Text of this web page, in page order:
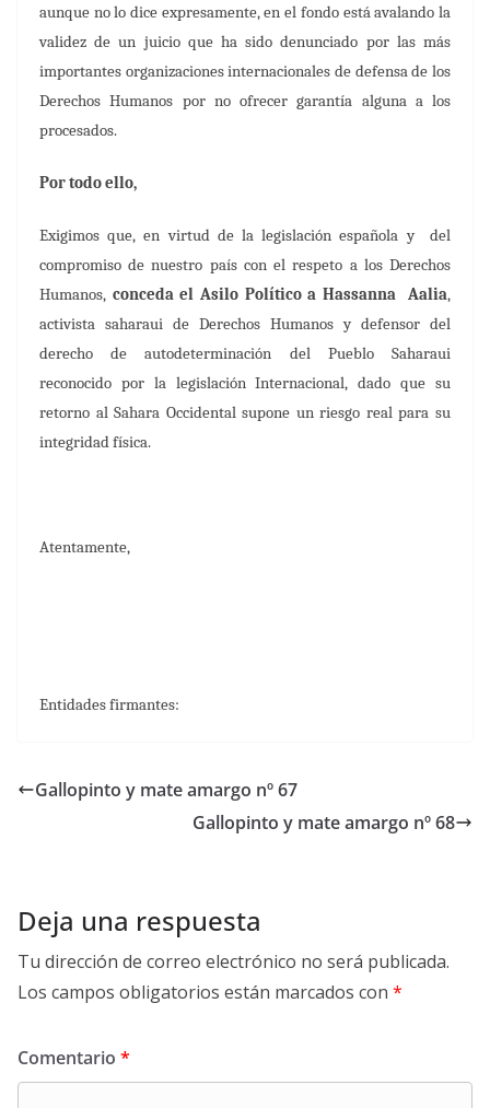
aunque no lo dice expresamente, en el fondo está avalando la
validez de un juicio que ha sido denunciado por las más
importantes organizaciones internacionales de defensa de los
Derechos Humanos por no ofrecer garantía alguna a los
procesados.
Por todo ello,
Exigimosque, en virtud de la legislación española y
del
compromiso de nuestro país con el respeto a los Derechos
Humanos, conceda el Asilo Político a Hassanna Aalia,
activista saharaui de Derechos Humanos y defensor del
derecho de autodeterminación del Pueblo Saharaui
reconocido por la legislación Internacional, dadoque su
retorno al Sahara Occidental supone un riesgo real para su
integridad física.
Atentamente,
Entidades firmantes:
Gallopinto y mate amargo nº 67
Gallopinto y mate amargo nº 68
Deja una respuesta
Tu dirección de correo electrónico no será publicada.
Los campos obligatorios están marcados con *
Comentario *